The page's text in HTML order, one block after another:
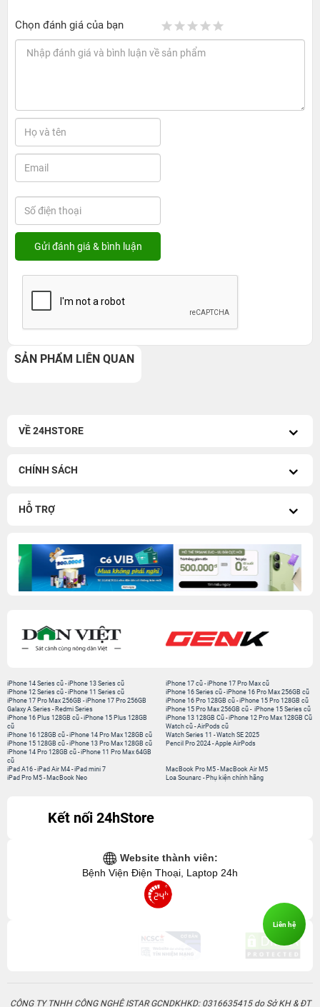
Chọn đánh giá của bạn
SẢN PHẨM LIÊN QUAN
VỀ 24HSTORE
CHÍNH SÁCH
HỖ TRỢ
iPhone 14 Series cũ -iPhone 13 Series cũ
iPhone 12 Series cũ -iPhone 11 Series cũ
iPhone 17 Pro Max 256GB -iPhone 17 Pro 256GB
Galaxy A Series - Redmi Series
iPhone 17 cũ-iPhone 17 Pro Max cũ
iPhone 16 Series cũ- iPhone 16 Pro Max 256GB cũ
iPhone 16 Pro 128GB cũ-iPhone 15 Pro 128GB cũ
iPhone 15 Pro Max 256GB cũ- iPhone 15 Series cũ
iPhone 16 Plus 128GB cũ -iPhone 15 Plus 128GB
cũ
iPhone 16 128GB cũ -iPhone 14 Pro Max 128GB cũ
iPhone 15 128GB cũ -iPhone 13 Pro Max 128GB cũ
iPhone 14 Pro 128GB cũ -iPhone 11 Pro Max 64GB
cũ
iPhone 13 128GB Cũ-iPhone 12 Pro Max 128GB Cũ
Watch cũ-AirPods cũ
Watch Series 11 -Watch SE 2025
Pencil Pro 2024-Apple AirPods
iPad A16 -iPad Air M4 -iPad mini 7
iPad Pro M5 - MacBook Neo
MacBook Pro M5- MacBook Air M5
Loa Sounarc- Phụ kiện chính hãng
Kết nối 24hStore
Website thành viên:
Bệnh Viện Điện Thoại, Laptop 24h
CÔNG TY TNHH CÔNG NGHỆ ISTAR GCNDKHKD: 0316635415 do Sở KH & ĐT
Liên hệ